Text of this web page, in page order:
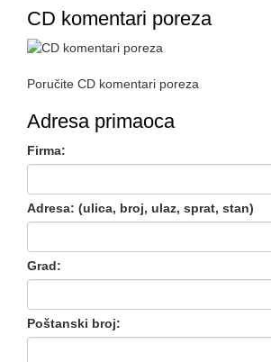
CD komentari poreza
Poručite CD komentari poreza
Adresa primaoca
Firma:
Adresa: (ulica, broj, ulaz, sprat, stan)
Grad:
Poštanski broj: